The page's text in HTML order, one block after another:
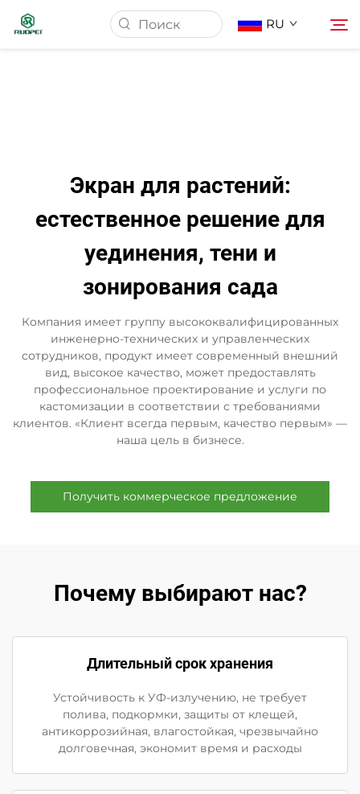
RU
Контакт
Экран для растений:
естественное решение для
уединения, тени и
зонирования сада
Компания имеет группу высококвалифицированных
инженерно-технических и управленческих
сотрудников, продукт имеет современный внешний
вид, высокое качество, может предоставлять
профессиональное проектирование и услуги по
кастомизации в соответствии с требованиями
клиентов. «Клиент всегда первым, качество первым» —
наша цель в бизнесе.
Получить коммерческое предложение
Почему выбирают нас?
Длительный срок хранения
Устойчивость к УФ-излучению, не требует
полива, подкормки, защиты от клещей,
антикоррозийная, влагостойкая, чрезвычайно
долговечная, экономит время и расходы